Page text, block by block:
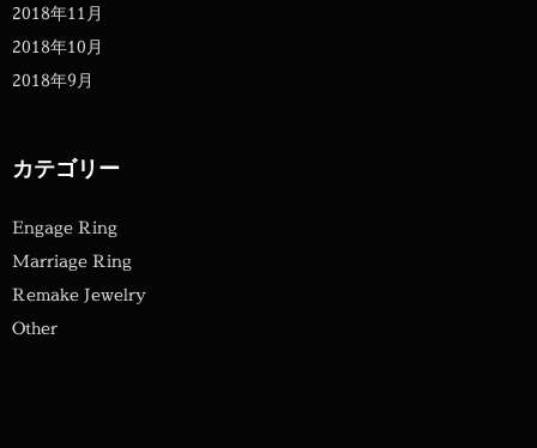
2018年11月
2018年10月
2018年9月
カテゴリー
Engage Ring
Marriage Ring
Remake Jewelry
Other